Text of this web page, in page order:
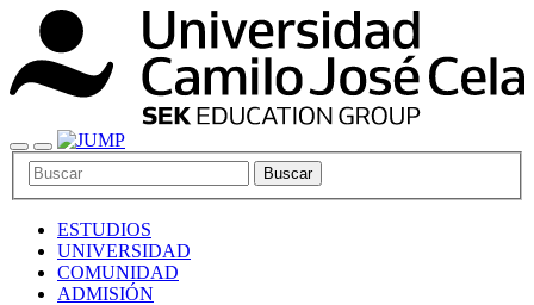
Buscar
ESTUDIOS
UNIVERSIDAD
COMUNIDAD
ADMISIÓN